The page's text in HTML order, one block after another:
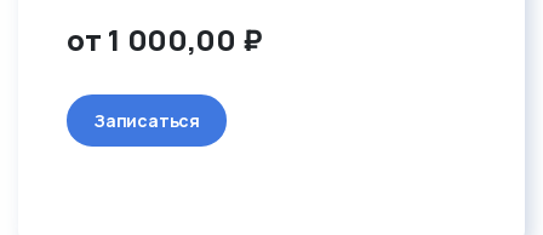
от 1 000,00 ₽
Записаться